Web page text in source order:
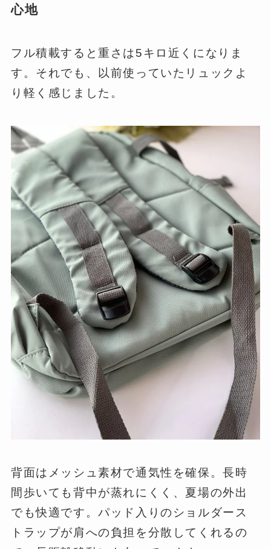
心地
フル積載すると重さは5キロ近くになりま
す。それでも、以前使っていたリュックよ
り軽く感じました。
背面はメッシュ素材で通気性を確保。長時
間歩いても背中が蒸れにくく、夏場の外出
でも快適です。パッド入りのショルダース
トラップが肩への負担を分散してくれるの